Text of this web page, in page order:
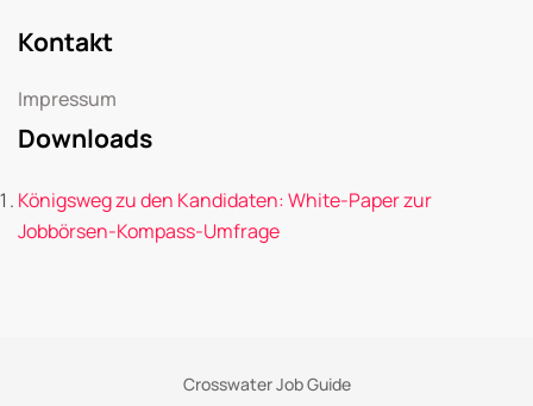
Kontakt
Impressum
Downloads
Königsweg zu den Kandidaten: White-Paper zur
Jobbörsen-Kompass-Umfrage
Crosswater Job Guide